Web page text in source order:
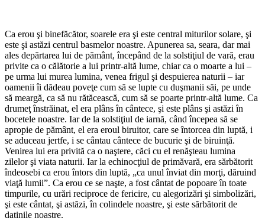
Ca erou şi binefăcător, soarele era şi este central miturilor solare, şi
este şi astăzi centrul basmelor noastre. Apunerea sa, seara, dar mai
ales depărtarea lui de pământ, începând de la solstiţiul de vară, erau
privite ca o călătorie a lui printr-altă lume, chiar ca o moarte a lui –
pe urma lui murea lumina, venea frigul şi despuierea naturii – iar
oamenii îi dădeau poveţe cum să se lupte cu duşmanii săi, pe unde
să meargă, ca să nu rătăcească, cum să se poarte printr-altă lume. Ca
drumeţ înstrăinat, el era plâns în cântece, şi este plâns şi astăzi în
bocetele noastre. Iar de la solstiţiul de iarnă, când începea să se
apropie de pământ, el era eroul biruitor, care se întorcea din luptă, i
se aduceau jertfe, i se cântau cântece de bucurie şi de biruinţă.
Venirea lui era privită ca o naştere, căci cu el renăşteau lumina
zilelor şi viata naturii. Iar la echinocţiul de primăvară, era sărbătorit
îndeosebi ca erou întors din luptă, „ca unul înviat din morţi, dăruind
viaţă lumii”. Ca erou ce se naşte, a fost cântat de popoare în toate
timpurile, cu urări reciproce de fericire, cu alegorizări şi simbolizări,
şi este cântat, şi astăzi, în colindele noastre, şi este sărbătorit de
datinile noastre.